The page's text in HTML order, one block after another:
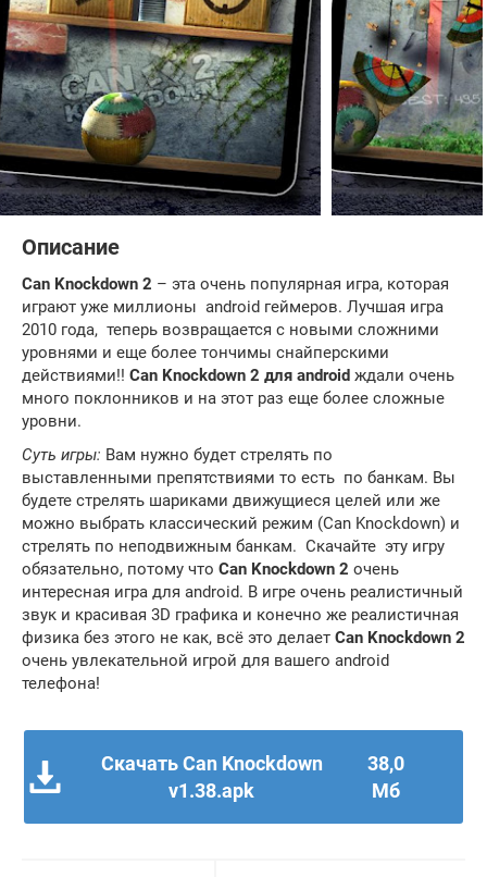
Описание
Can Knockdown 2 – эта очень популярная игра, которая
играют уже миллионы android геймеров. Лучшая игра
2010 года, теперь возвращается с новыми сложними
уровнями и еще более тончимы снайперскими
действиями!! Can Knockdown 2 для android ждали очень
много поклонников и на этот раз еще более сложные
уровни.
Суть игры: Вам нужно будет стрелять по
выставленными препятствиями то есть по банкам. Вы
будете стрелять шариками движущиеся целей или же
можно выбрать классический режим (Can Knockdown) и
стрелять по неподвижным банкам. Скачайте эту игру
обязательно, потому что Can Knockdown 2 очень
интересная игра для android. В игре очень реалистичный
звук и красивая 3D графика и конечно же реалистичная
физика без этого не как, всё это делает Can Knockdown 2
очень увлекательной игрой для вашего android
телефона!
Скачать Can Knockdown
v1.38.apk
38,0
Мб